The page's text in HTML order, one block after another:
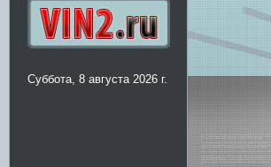
Суббота, 8 августа 2026 г.